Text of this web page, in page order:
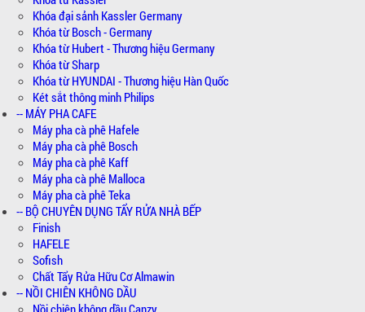
Khóa đại sảnh Kassler Germany
Khóa từ Bosch - Germany
Khóa từ Hubert - Thương hiệu Germany
Khóa từ Sharp
Khóa từ HYUNDAI - Thương hiệu Hàn Quốc
Két sắt thông minh Philips
-- MÁY PHA CAFE
Máy pha cà phê Hafele
Máy pha cà phê Bosch
Máy pha cà phê Kaff
Máy pha cà phê Malloca
Máy pha cà phê Teka
-- BỘ CHUYÊN DỤNG TẨY RỬA NHÀ BẾP
Finish
HAFELE
Sofish
Chất Tẩy Rửa Hữu Cơ Almawin
-- NỒI CHIÊN KHÔNG DẦU
Nồi chiên không dầu Canzy